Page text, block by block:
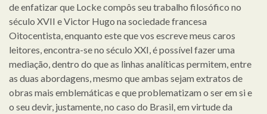
de enfatizar que Locke compôs seu trabalho filosófico no
século XVII e Victor Hugo na sociedade francesa
Oitocentista, enquanto este que vos escreve meus caros
leitores, encontra-se no século XXI, é possível fazer uma
mediação, dentro do que as linhas analíticas permitem, entre
as duas abordagens, mesmo que ambas sejam extratos de
obras mais emblemáticas e que problematizam o ser em si e
o seu devir, justamente, no caso do Brasil, em virtude da